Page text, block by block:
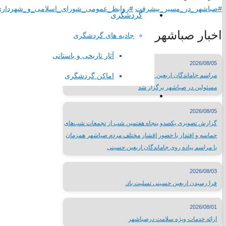
گردشگری
جاذبه های گردشگری
آثار تاریخی و باستانی
اماکن گردشگری
#صباشهر_در_مسیر_پیشرفت
اخبار صباشهر
2026/08/05
مراسم جاماندگان اربعین حسینی با حضور پرشور مردم و
مسئولین در صباشهر برگزار شد
2026/08/05
گزارش تصویری یکصدو پنجاه هفتمین شب از تجمعات شب‌های
حماسه و اقتدار با حضور اقشار مختلف مردم صباشهر همزمان
با مراسم پیاده روی جاماندگان اربعین حسینی
2026/08/03
فرا رسیدن اربعین حسینی تسلیت باد.
2026/08/01
ارائه خدمات ویژه سلامت درصباشهر
لیست سایتهای مذهبی
سایتهای فرهنگی کشور
مطبوعات کشور
شبکه های صدا و سیما
لینک های محلی
استانداری تهران
فرمانداری شهرستان شهریار
اداره ورزش و جوانان شهریار
تماس با